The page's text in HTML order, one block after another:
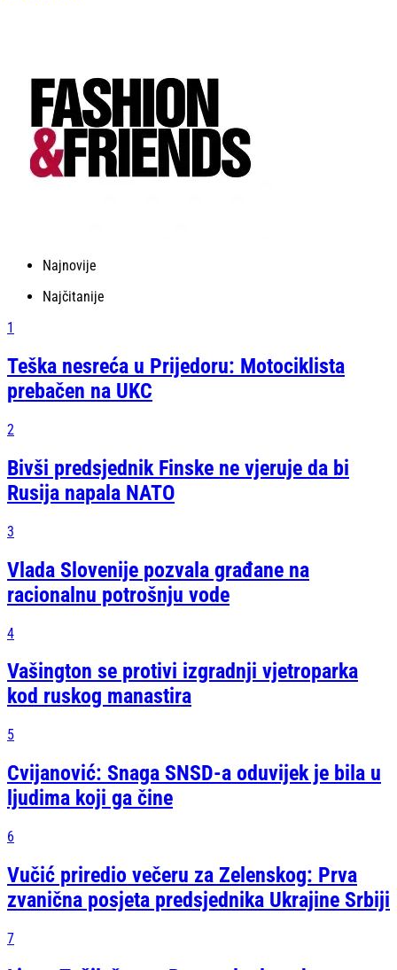
Najnovije
Najčitanije
1
Teška nesreća u Prijedoru: Motociklista
prebačen na UKC
2
Bivši predsjednik Finske ne vjeruje da bi
Rusija napala NATO
3
Vlada Slovenije pozvala građane na
racionalnu potrošnju vode
4
Vašington se protivi izgradnji vjetroparka
kod ruskog manastira
5
Cvijanović: Snaga SNSD-a oduvijek je bila u
ljudima koji ga čine
6
Vučić priredio večeru za Zelenskog: Prva
zvanična posjeta predsjednika Ukrajine Srbiji
7